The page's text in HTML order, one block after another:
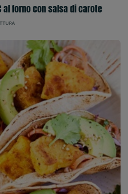
al forno con salsa di carote